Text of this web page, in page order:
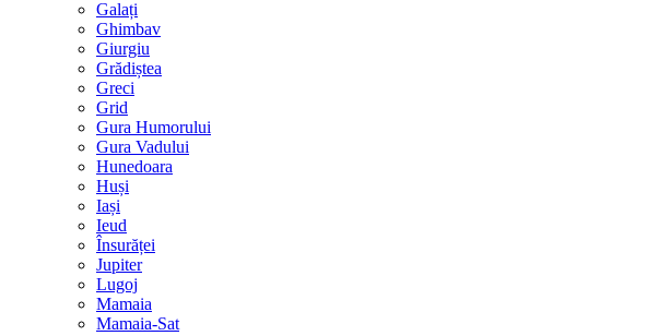
Galați
Ghimbav
Giurgiu
Grădiștea
Greci
Grid
Gura Humorului
Gura Vadului
Hunedoara
Huși
Iași
Ieud
Însurăței
Jupiter
Lugoj
Mamaia
Mamaia-Sat